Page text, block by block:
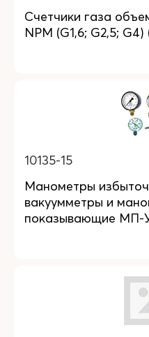
Счетчики газа
NPM (G1,6; G2,5;
10135-15
Манометры
вакуумметры и
показывающие